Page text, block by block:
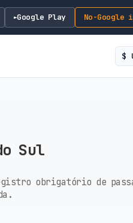
►Google Play No-
Sul
obrigatório de